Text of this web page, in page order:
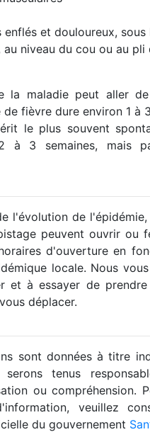
enflés et douloureux, sous
au niveau du cou ou au pli
la maladie peut aller
de fièvre dure environ 1 à
le plus souvent
à 3 semaines, mais
l'évolution de
peuvent ouvrir ou
d'ouverture en
locale. Nous
et à essayer de prendre
déplacer.
sont données à titre
tenus
ou compréhension.
veuillez
du gouvernement